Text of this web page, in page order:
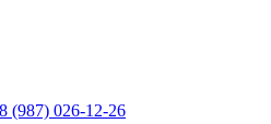
8 (987) 026-12-26